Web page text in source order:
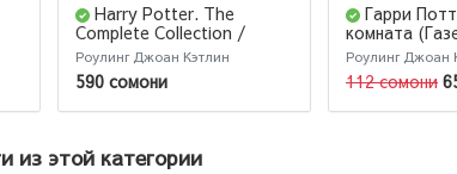
Harry Potter. The
Complete Collection /
Джоан Роулинг. Комплект
Из 7 Книг Гарри Поттер
Роулинг Джоан Кэтлин
590 сомони
Гарри
комната
Роулинг Джоан
112 сомони
из этой категории